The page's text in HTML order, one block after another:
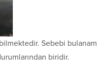
Sebebi
biridir.